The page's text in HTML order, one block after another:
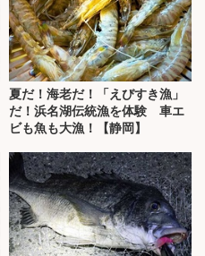
夏だ！海老だ！「えびすき漁」
だ！浜名湖伝統漁を体験 車エ
ビも魚も大漁！【静岡】